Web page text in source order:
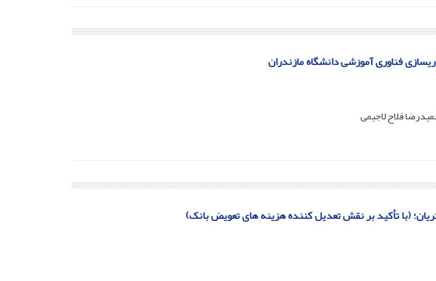
فناوری آموزشی دانشگاه مازندران
فلاح لاجیمی
(با تأکید بر نقش تعدیل کننده هزینه های تعویض بانک)